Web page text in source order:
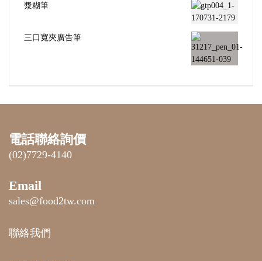
漿糊筆
三口寬夾廣告筆
電話聯絡詢價
(02)7729-4140
Email
sales@food2tw.com
聯絡我們